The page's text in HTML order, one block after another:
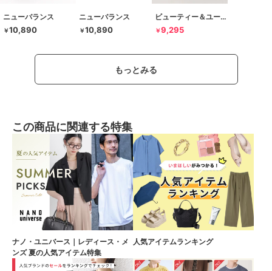
ニューバランス
￥10,890
ニューバランス
￥10,890
ビューティー＆ユース ユナイテッドアローズ
￥9,295
もっとみる
この商品に関連する特集
ナノ・ユニバース｜レディース・メ
ンズ 夏の人気アイテム特集
人気アイテムランキング